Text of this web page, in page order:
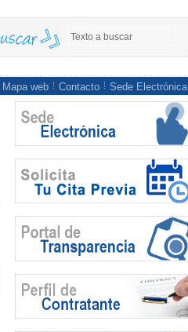
Mapa web Contacto Sede Electrónica